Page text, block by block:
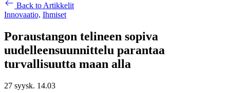
Back to Artikkelit
Innovaatio, Ihmiset
Poraustangon telineen sopiva
uudelleensuunnittelu parantaa
turvallisuutta maan alla
27 syysk. 14.03